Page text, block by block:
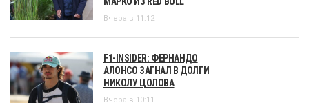
Вчера в 11:12
F1-INSIDER: ФЕРНАНДО
АЛОНСО ЗАГНАЛ В ДОЛГИ
НИКОЛУ ЦОЛОВА
Вчера в 10:11